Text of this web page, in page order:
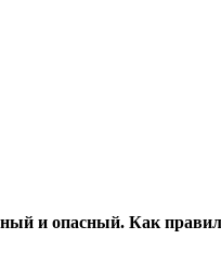
и опасный. Как